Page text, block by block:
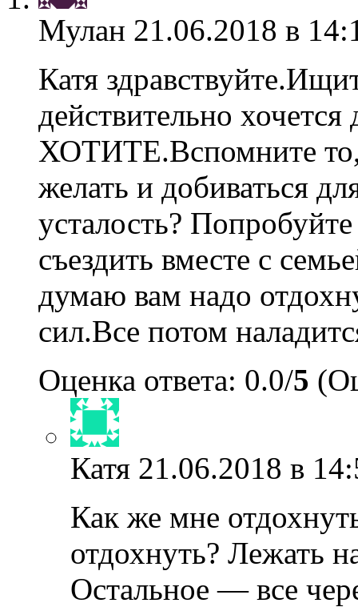
Мулан 21.06.2018 в
Катя
действительно
ХОТИТЕ.Вспомните
желать и добиваться
усталость?
съездить вместе с
думаю вам надо
сил.Все потом
Оценка ответа: 0.0/5
Катя 21.06.2018 в
Как же мне
отдохнуть? Лежать
Остальное — все